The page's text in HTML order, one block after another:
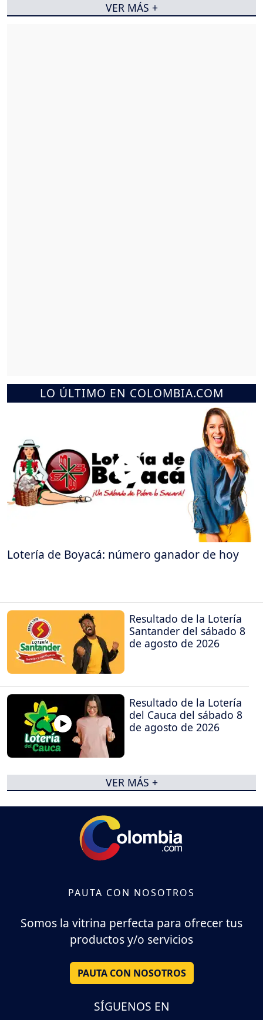
LO ÚLTIMO EN COLOMBIA.COM
Lotería de Boyacá: número ganador de hoy
Resultado de la Lotería
Santander del sábado 8
de agosto de 2026
Resultado de la Lotería
del Cauca del sábado 8
de agosto de 2026
VER MÁS +
VER MÁS +
PAUTA CON NOSOTROS
Somos la vitrina perfecta para ofrecer tus
productos y/o servicios
PAUTA CON NOSOTROS
SÍGUENOS EN